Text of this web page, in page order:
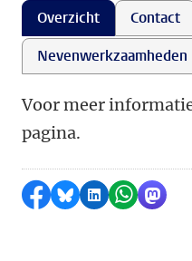
Overzicht
Contact
Nevenwerkzaamheden
Voor meer
pagina.
Delen op Facebook
Delen via Bluesky
Delen opDelen via